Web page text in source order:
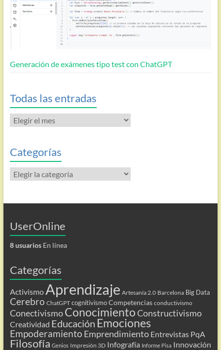
Generación de exámenes tipo test con ChatGPT
Todas las entradas
Todas
las
Categorías
Categorías
UserOnline
8 usuariosEn línea
Categorías
ActivismoAprendizaje Artesanía 2.0 Barcelona Big Data
Cerebro ChatGPT cognitivismo Competencias conductivismo
ConectivismoConocimientoConstructivismo
Creatividad Educación Emociones
Empoderamiento Emprendimiento Entrevistas PqA
Filosofía Genios Impresión 3D Infografía Informe Pisa Innovación